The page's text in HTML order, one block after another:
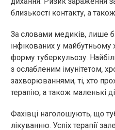
близькості контакту, а
За словами медиків, лише
інфікованих у майбутньому
форму туберкульозу.
з ослабленим імунітетом,
захворюваннями, ті, хто
терапію, а також маленькі
Фахівці наголошують, що
лікуванню. Успіх терапії